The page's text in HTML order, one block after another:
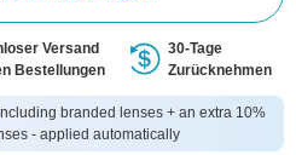
Versand
Bestellungen
30-Tage
Zurücknehmen
branded lenses + an extra 10%
- applied automatically